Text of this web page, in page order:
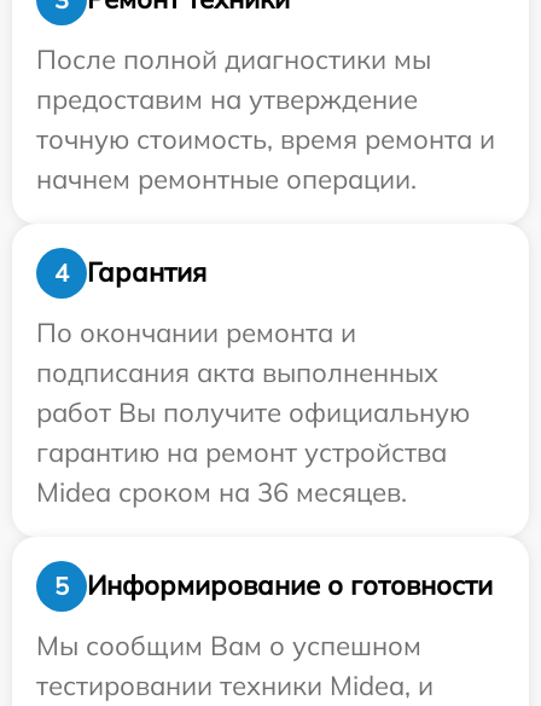
После полной диагностики мы
предоставим на утверждение
точную стоимость, время ремонта и
начнем ремонтные операции.
4
Гарантия
По окончании ремонта и
подписания акта выполненных
работ Вы получите официальную
гарантию на ремонт устройства
Midea сроком на 36 месяцев.
5
Информирование о готовности
Мы сообщим Вам о успешном
тестировании техники Midea, и